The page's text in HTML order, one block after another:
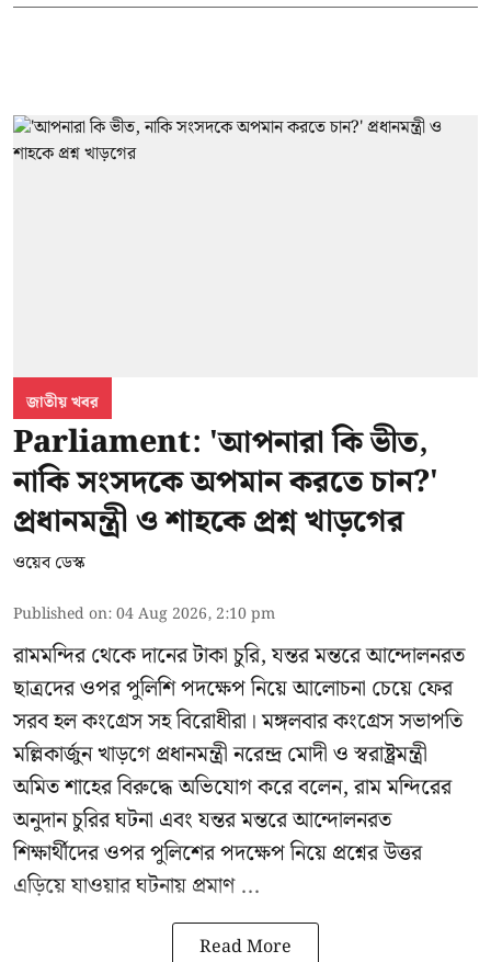
জাতীয় খবর
Parliament: 'আপনারা কি ভীত,
নাকি সংসদকে অপমান করতে চান?'
প্রধানমন্ত্রী ও শাহকে প্রশ্ন খাড়গের
ওয়েব ডেস্ক
Published on:04 Aug 2026, 2:10 pm
রামমন্দির থেকে দানের টাকা চুরি, যন্তর মন্তরে আন্দোলনরত
ছাত্রদের ওপর পুলিশি পদক্ষেপ নিয়ে আলোচনা চেয়ে ফের
সরব হল কংগ্রেস সহ বিরোধীরা। মঙ্গলবার কংগ্রেস সভাপতি
মল্লিকার্জুন খাড়গে প্রধানমন্ত্রী নরেন্দ্র মোদী ও স্বরাষ্ট্রমন্ত্রী
অমিত শাহের বিরুদ্ধে অভিযোগ করে বলেন, রাম মন্দিরের
অনুদান চুরির ঘটনা এবং যন্তর মন্তরে আন্দোলনরত
শিক্ষার্থীদের ওপর পুলিশের পদক্ষেপ নিয়ে প্রশ্নের উত্তর
এড়িয়ে যাওয়ার ঘটনায় প্রমাণ ...
Read More